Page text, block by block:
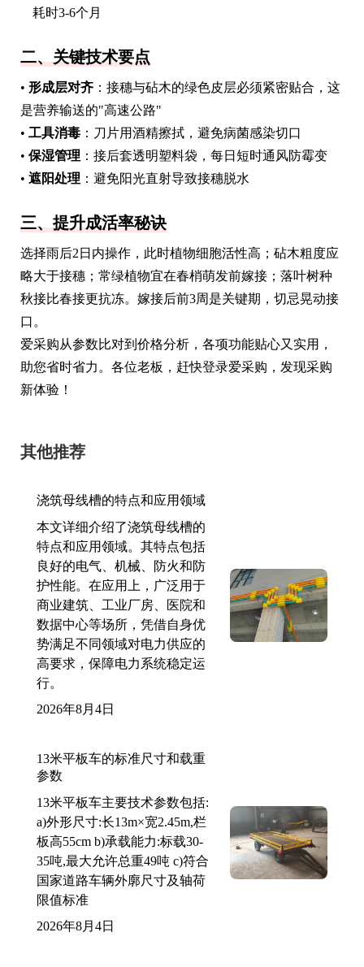
耗时3-6个月
二、关键技术要点
• 形成层对齐 ：接穗与砧木的绿色皮层必须紧密贴合，这
是营养输送的"高速公路"
• 工具消毒 ：刀片用酒精擦拭，避免病菌感染切口
• 保湿管理 ：接后套透明塑料袋，每日短时通风防霉变
• 遮阳处理 ：避免阳光直射导致接穗脱水
三、提升成活率秘诀
选择雨后2日内操作，此时植物细胞活性高；砧木粗度应
略大于接穗；常绿植物宜在春梢萌发前嫁接；落叶树种
秋接比春接更抗冻。嫁接后前3周是关键期，切忌晃动接
口。
爱采购从参数比对到价格分析，各项功能贴心又实用，
助您省时省力。各位老板，赶快登录爱采购，发现采购
新体验！
其他推荐
浇筑母线槽的特点和应用领域
本文详细介绍了浇筑母线槽的
特点和应用领域。其特点包括
良好的电气、机械、防火和防
护性能。在应用上，广泛用于
商业建筑、工业厂房、医院和
数据中心等场所，凭借自身优
势满足不同领域对电力供应的
高要求，保障电力系统稳定运
行。
2026年8月4日
13米平板车的标准尺寸和载重
参数
13米平板车主要技术参数包括:
a)外形尺寸:长13m×宽2.45m,栏
板高55cm b)承载能力:标载30-
35吨,最大允许总重49吨 c)符合
国家道路车辆外廓尺寸及轴荷
限值标准
2026年8月4日